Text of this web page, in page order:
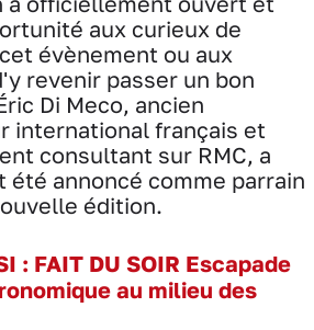
aux curieux de
évènement ou aux
revenir passer un bon
Di Meco, ancien
international français et
consultant sur RMC, a
été annoncé comme parrain
édition.
: FAIT DU SOIR Escapade
au milieu des